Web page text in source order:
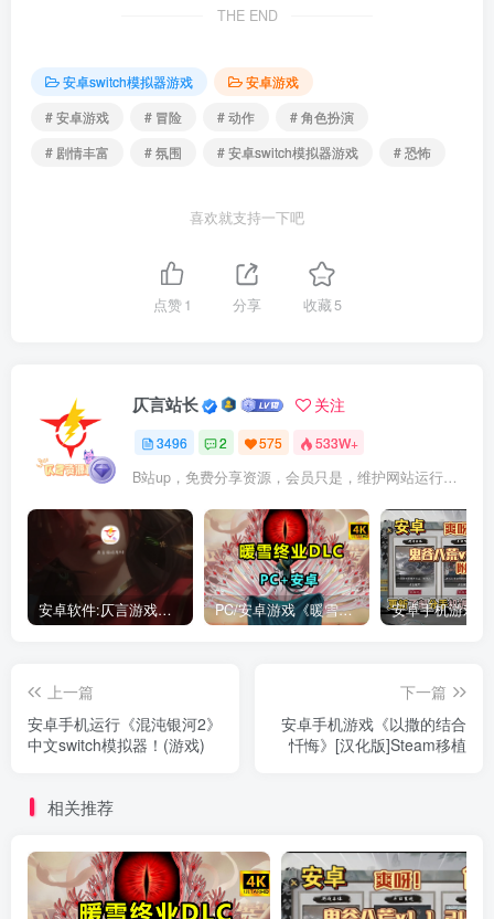
THE END
安卓switch模拟器游戏
安卓游戏
# 安卓游戏
# 冒险 # 动作
# 角色扮演
# 剧情丰富
# 氛围 # 安卓switch模拟器游戏 # 恐怖
喜欢就支持一下吧
点赞1 分享 收藏5
仄言站长 关注
3496 2 575 533W+
B站up，免费分享资源，会员只是，维护网站运行，会员权利为可以支持本地下载，更多内容，敬请期待！
安卓软件:仄言游戏库4.0APP全新上架了！没有下的赶紧下载呀！ PC/安卓游戏《暖雪最新v3.1.0.1》终业DLC整合版！
上一篇
安卓手机运行《混沌银河2》
中文switch模拟器！(游戏)
下一篇
安卓手机游戏《以撒的结合
忏悔》[汉化版]Steam移植
相关推荐